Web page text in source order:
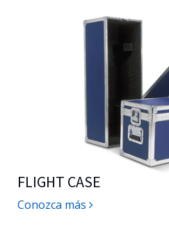
FLIGHT CASE
Conozca más